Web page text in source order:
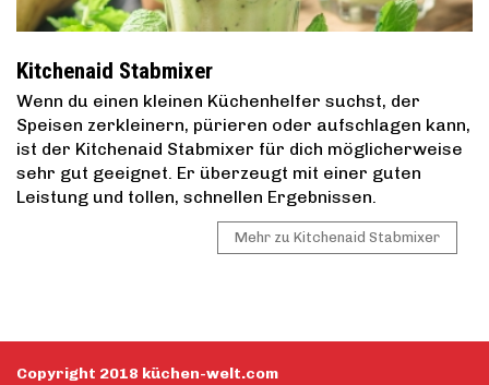
Kitchenaid Stabmixer
Wenn du einen kleinen Küchenhelfer suchst, der
Speisen zerkleinern, pürieren oder aufschlagen kann,
ist der Kitchenaid Stabmixer für dich möglicherweise
sehr gut geeignet. Er überzeugt mit einer guten
Leistung und tollen, schnellen Ergebnissen.
Mehr zu Kitchenaid Stabmixer
Copyright 2018 küchen-welt.com